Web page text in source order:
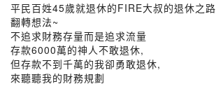
平民百姓45歲就退休的FIRE大叔的退休之路
翻轉想法~
不追求財務存量而是追求流量
存款6000萬的神人不敢退休,
但存款不到千萬的我卻勇敢退休,
來聽聽我的財務規劃